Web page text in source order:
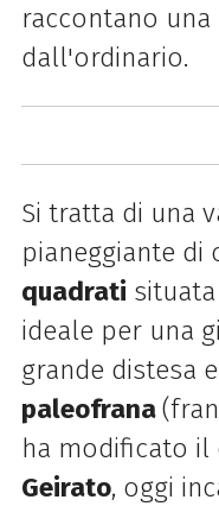
raccontano
dall'ordinario.
Si tratta di una
pianeggiante di
quadrati
ideale per una
grande distesa
paleofrana
ha modificato il
Geirato, oggi